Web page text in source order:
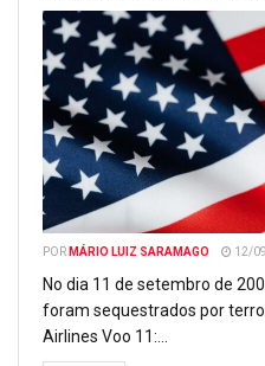
POR MÁRIO LUIZ SARAMAGO 12/
No dia 11 de setembro de
foram sequestrados por
Airlines Voo 11:...